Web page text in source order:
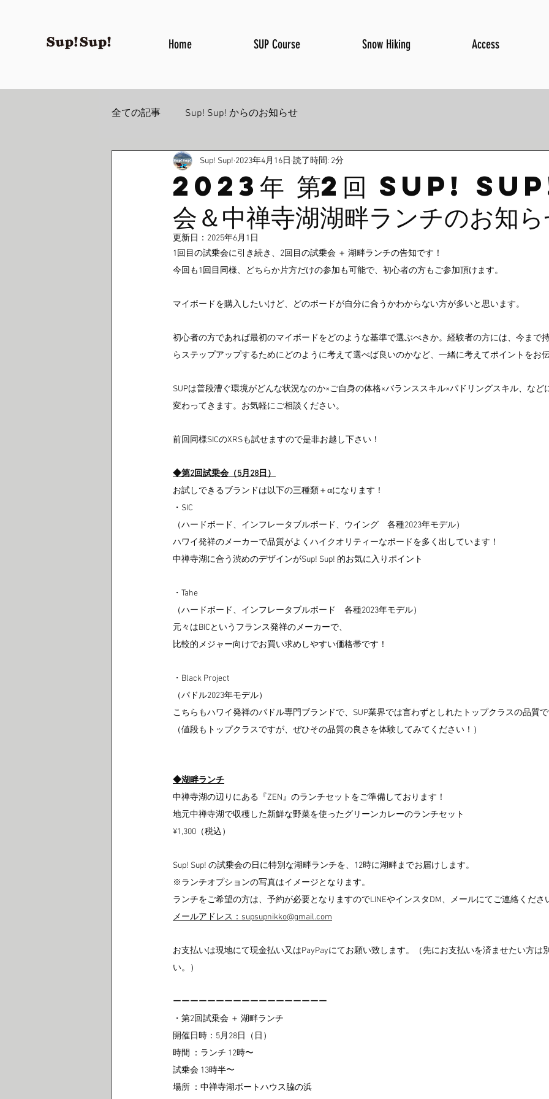
Home SUP Course Snow Hiking Access
全ての記事 Sup! Sup! からのお知らせ
2023年 第2回 Sup!
会＆中禅寺湖湖畔ランチのお知
Sup! Sup! 2023年4月16日 読了時間: 2分
更新日： 2025年6月1日
1回目の試乗会に引き続き、2回目の試乗会 ＋ 湖畔ランチの告知です！
今回も1回目同様、どちらか片方だけの参加も可能で、初心者の方もご参加頂けます。
マイボードを購入したいけど、どのボードが自分に合うかわからない方が多いと思います。
初心者の方であれば最初のマイボードをどのような基準で選ぶべきか。経験者の方には、今まで
らステップアップするためにどのように考えて選べば良いのかなど、一緒に考えてポイントをお
SUPは普段漕ぐ環境がどんな状況なのか×ご自身の体格×バランススキル×パドリングスキル、など
変わってきます。お気軽にご相談ください。
前回同様SICのXRSも試せますので是非お越し下さい！
◆第2回試乗会（5月28日）
お試しできるブランドは以下の三種類＋αになります！
・SIC
（ハードボード、インフレータブルボード、ウイング　各種2023年モデル）
ハワイ発祥のメーカーで品質がよくハイクオリティーなボードを多く出しています！
中禅寺湖に合う渋めのデザインがSup! Sup! 的お気に入りポイント
・Tahe
（ハードボード、インフレータブルボード　各種2023年モデル）
元々はBICというフランス発祥のメーカーで、
比較的メジャー向けでお買い求めしやすい価格帯です！
・Black Project
（パドル2023年モデル）
こちらもハワイ発祥のパドル専門ブランドで、SUP業界では言わずとしれたトップクラスの品質
（値段もトップクラスですが、ぜひその品質の良さを体験してみてください！）
◆湖畔ランチ
中禅寺湖の辺りにある『ZEN』のランチセットをご準備しております！
地元中禅寺湖で収穫した新鮮な野菜を使ったグリーンカレーのランチセット
¥1,300（税込）
Sup! Sup! の試乗会の日に特別な湖畔ランチを、12時に湖畔までお届けします。
※ランチオプションの写真はイメージとなります。
ランチをご希望の方は、予約が必要となりますのでLINEやインスタDM、メールにてご連絡くださ
メールアドレス：supsupnikko@gmail.com
お支払いは現地にて現金払い又はPayPayにてお願い致します。（先にお支払いを済ませたい方は
い。）
ーーーーーーーーーーーーーーーーーー
・第2回試乗会 ＋ 湖畔ランチ
開催日時：5月28日（日）
時間 ：ランチ 12時〜
試乗会 13時半〜
場所 ：中禅寺湖ボートハウス脇の浜